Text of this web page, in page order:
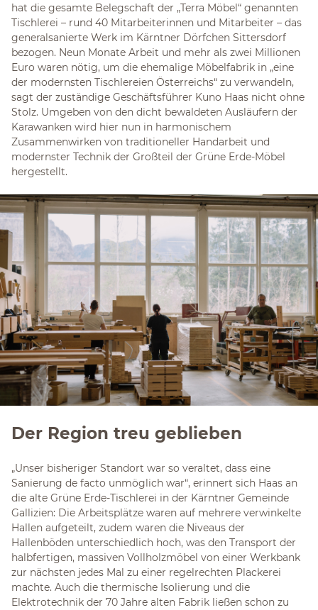
hat die gesamte Belegschaft der „Terra Möbel“ genannten
Tischlerei – rund 40 Mitarbeiterinnen und Mitarbeiter – das
generalsanierte Werk im Kärntner Dörfchen Sittersdorf
bezogen. Neun Monate Arbeit und mehr als zwei Millionen
Euro waren nötig, um die ehemalige Möbelfabrik in „eine
der modernsten Tischlereien Österreichs“ zu verwandeln,
sagt der zuständige Geschäftsführer Kuno Haas nicht ohne
Stolz. Umgeben von den dicht bewaldeten Ausläufern der
Karawanken wird hier nun in harmonischem
Zusammenwirken von traditioneller Handarbeit und
modernster Technik der Großteil der Grüne Erde-Möbel
hergestellt.
Der Region treu geblieben
„Unser bisheriger Standort war so veraltet, dass eine
Sanierung de facto unmöglich war“, erinnert sich Haas an
die alte Grüne Erde-Tischlerei in der Kärntner Gemeinde
Gallizien: Die Arbeitsplätze waren auf mehrere verwinkelte
Hallen aufgeteilt, zudem waren die Niveaus der
Hallenböden unterschiedlich hoch, was den Transport der
halbfertigen, massiven Vollholzmöbel von einer Werkbank
zur nächsten jedes Mal zu einer regelrechten Plackerei
machte. Auch die thermische Isolierung und die
Elektrotechnik der 70 Jahre alten Fabrik ließen schon zu